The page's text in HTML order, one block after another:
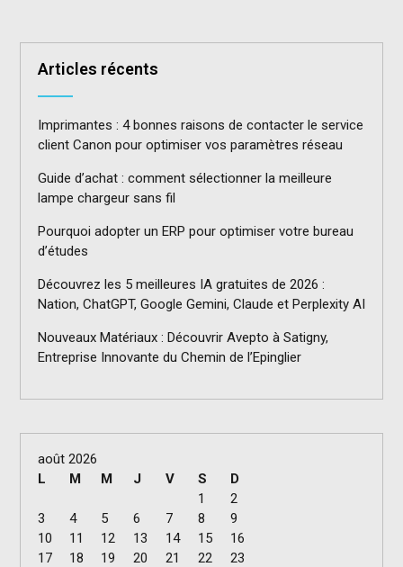
Articles récents
Imprimantes : 4 bonnes raisons de contacter le service
client Canon pour optimiser vos paramètres réseau
Guide d’achat : comment sélectionner la meilleure
lampe chargeur sans fil
Pourquoi adopter un ERP pour optimiser votre bureau
d’études
Découvrez les 5 meilleures IA gratuites de 2026 :
Nation, ChatGPT, Google Gemini, Claude et Perplexity AI
Nouveaux Matériaux : Découvrir Avepto à Satigny,
Entreprise Innovante du Chemin de l’Epinglier
août 2026
L
M M J V S
D
1
2
3
4 5 6 7 8
9
10
11 12 13 14 15
16
17
18 19 20 21 22
23